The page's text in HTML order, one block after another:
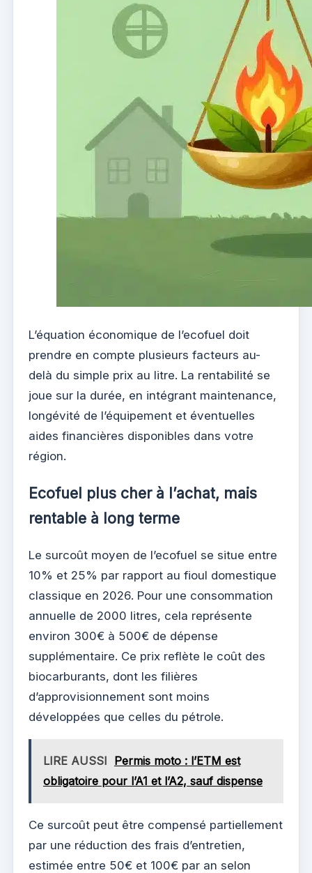
L’équation économique de l’ecofuel doit
prendre en compte plusieurs facteurs au-
delà du simple prix au litre. La rentabilité se
joue sur la durée, en intégrant maintenance,
longévité de l’équipement et éventuelles
aides financières disponibles dans votre
région.
Ecofuel plus cher à l’achat, mais
rentable à long terme
Le surcoût moyen de l’ecofuel se situe entre
10% et 25% par rapport au fioul domestique
classique en 2026. Pour une consommation
annuelle de 2000 litres, cela représente
environ 300€ à 500€ de dépense
supplémentaire. Ce prix reflète le coût des
biocarburants, dont les filières
d’approvisionnement sont moins
développées que celles du pétrole.
LIRE AUSSI Permis moto : l’ETM est
obligatoire pour l’A1 et l’A2, sauf dispense
Ce surcoût peut être compensé partiellement
par une réduction des frais d’entretien,
estimée entre 50€ et 100€ par an selon